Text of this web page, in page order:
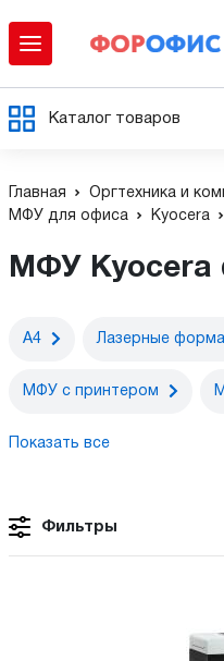
Каталог товаров
Главная Оргтехника и
МФУ для офиса
Kyocera
МФУ
А4 Лазерные
МФУ c принтером
Показать все
Фильтры